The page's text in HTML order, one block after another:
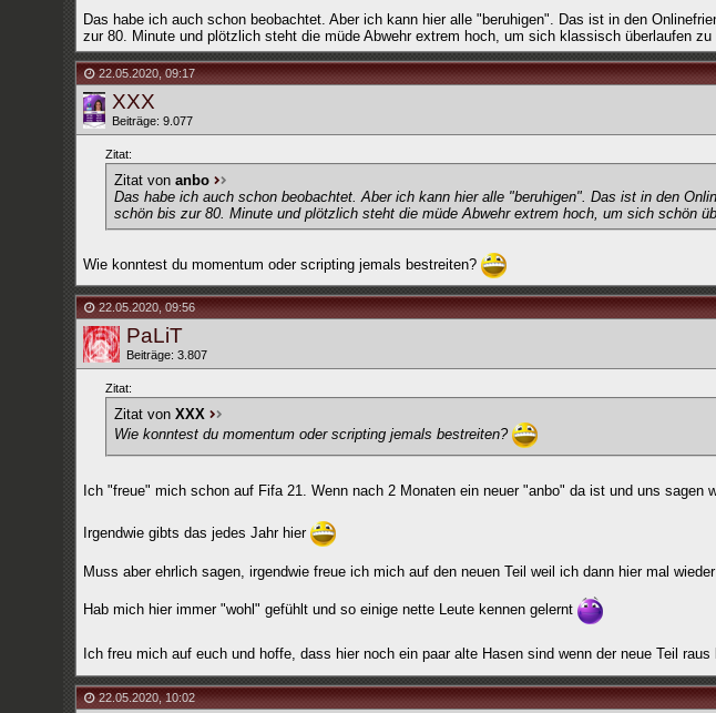
Das habe ich auch schon beobachtet. Aber ich kann hier alle "beruhigen". Das ist in den
zur 80. Minute und plötzlich steht die müde Abwehr extrem hoch, um sich klassisch überlaufen zu
22.05.2020,09:17
XXX
Beiträge: 9.077
Zitat:
Zitat von anbo
Das habe ich auch schon beobachtet. Aber ich kann hier alle "beruhigen". Das ist in den
schön bis zur 80. Minute und plötzlich steht die müde Abwehr extrem hoch, um sich schön
Wie konntest du momentum oder scripting jemals bestreiten?
22.05.2020,09:56
PaLiT
Beiträge: 3.807
Zitat:
Zitat von XXX
Wie konntest du momentum oder scripting jemals bestreiten?
Ich "freue" mich schon auf Fifa 21. Wenn nach 2 Monaten ein neuer "anbo" da ist und uns sagen
Irgendwie gibts das jedes Jahr hier
Muss aber ehrlich sagen, irgendwie freue ich mich auf den neuen Teil weil ich dann hier mal
Hab mich hier immer "wohl" gefühlt und so einige nette Leute kennen gelernt
Ich freu mich auf euch und hoffe, dass hier noch ein paar alte Hasen sind wenn der neue Teil raus
22.05.2020,10:02